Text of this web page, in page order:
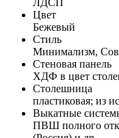
Цвет
Бежевый
Стиль
Минимализм,
Стеновая панель
ХДФ в цвет
Столешница
пластиковая; из
Выкатные
ПВШ полного